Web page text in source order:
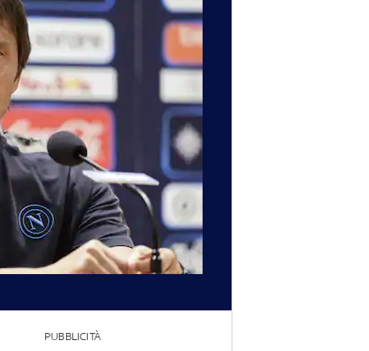
PUBBLICITÀ